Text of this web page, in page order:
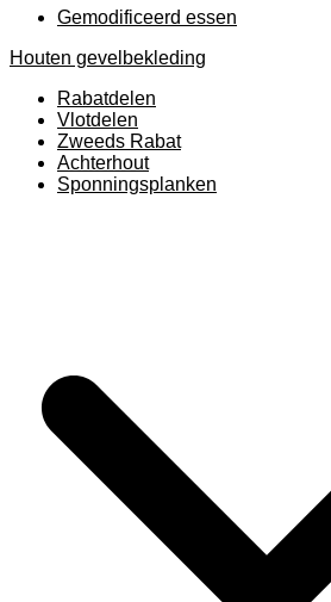
Gemodificeerd essen
Houten gevelbekleding
Rabatdelen
Vlotdelen
Zweeds Rabat
Achterhout
Sponningsplanken